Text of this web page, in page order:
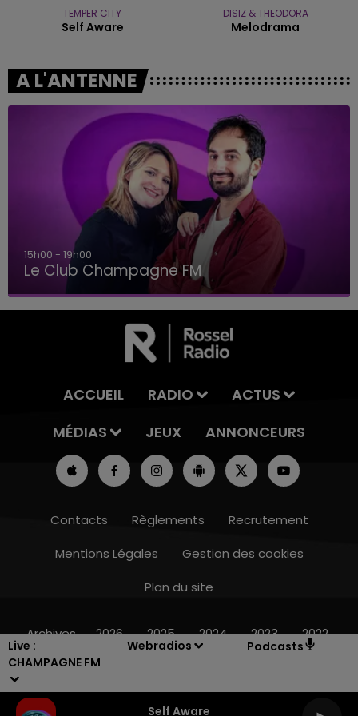
Live :
CHAMPAGNE FM
Webradios Podcasts
Self Aware
TEMPER CITY
Self Aware
DISIZ & THEODORA
Melodrama
A L'ANTENNE
15h00 - 19h00
Le Club Champagne FM
ACCUEIL RADIO
ACTUS
MÉDIAS
JEUX ANNONCEURS
Contacts Règlements
Recrutement
Mentions Légales
Gestion des cookies
Plan du site
Archives 2026 2025 2024 2023 2022